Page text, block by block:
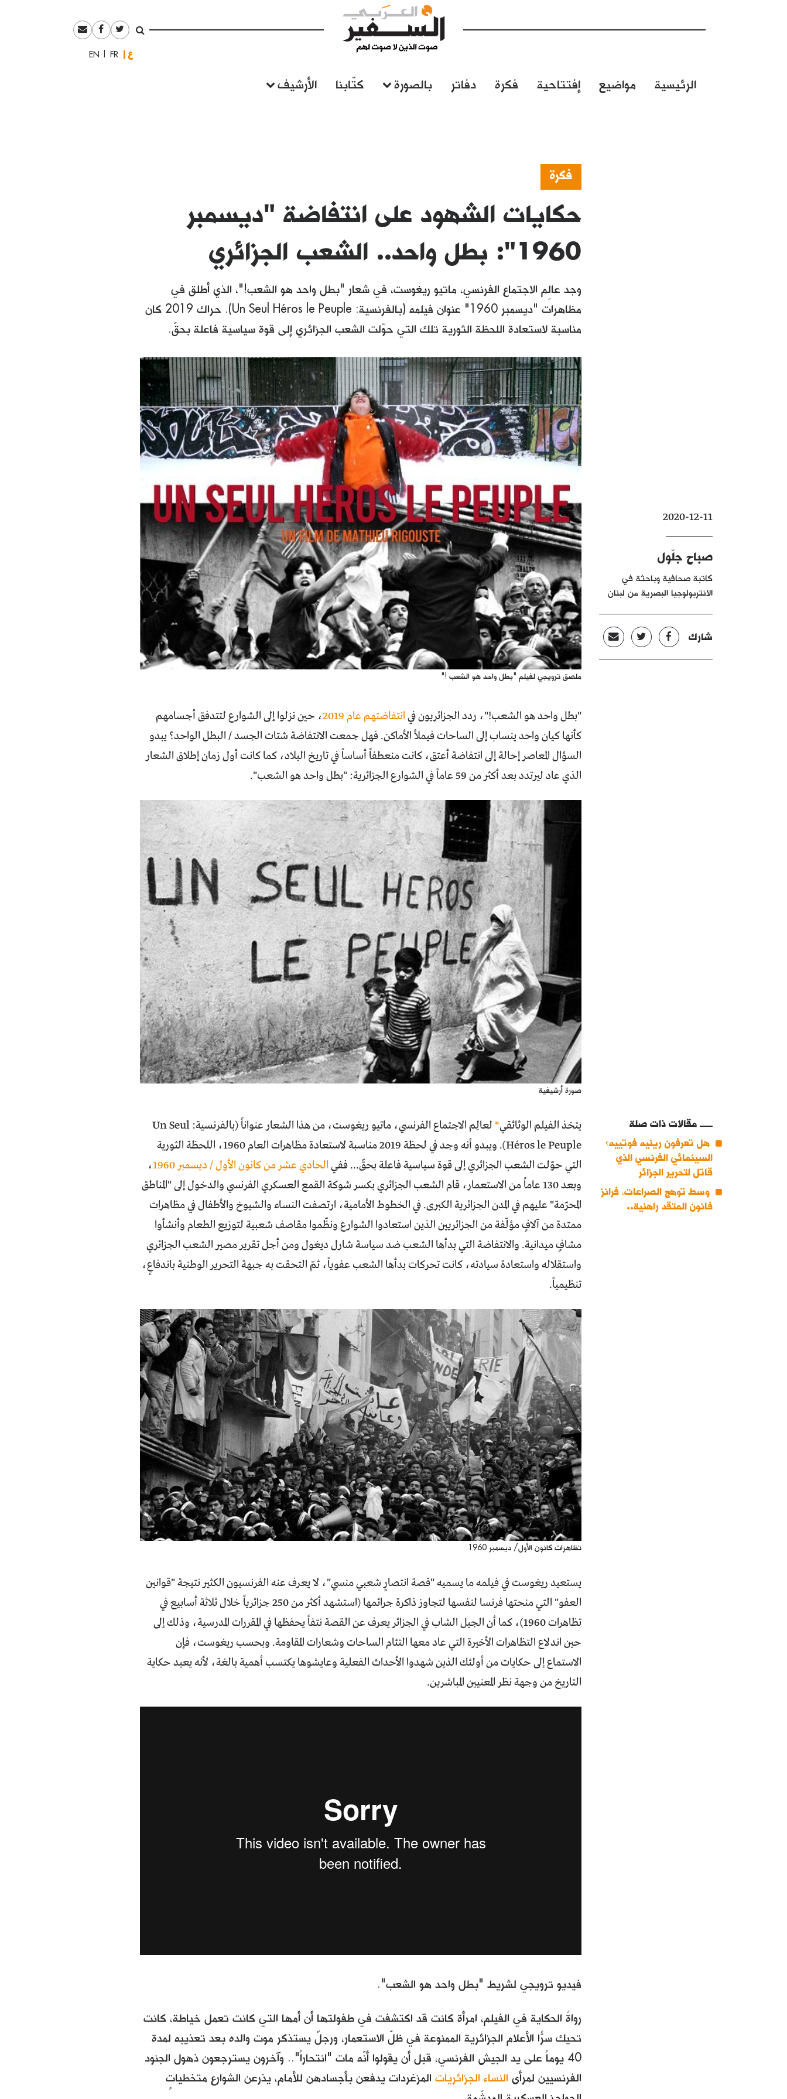
العربيةFrançais
English
الرئيسية مواضيع إفتتاحية فكرة دفاتر بالصورة كتّابنا الأرشيف
فكرة
حكايات الشهود على انتفاضة "ديسمبر
1960": بطل واحد.. الشعب الجزائري
وجد عالِم الاجتماع الفرنسي، ماتيو ريغوست، في شعار "بطل واحد هو الشعب!"، الذي أطلق في
مظاهرات "ديسمبر 1960" عنوان فيلمه (بالفرنسية: Un Seul Héros le Peuple). حراك 2019 كان
مناسبة لاستعادة اللحظة الثورية تلك التي حوّلت الشعب الجزائري إلى قوة سياسية فاعلة بحقّ.
2020-12-11
صباح جلّول
كاتبة صحافية وباحثة في
الانتربولوجيا البصرية من لبنان
شارك
ملصق ترويجي لفيلم "بطل واحد هو الشعب !"
"بطل واحد هو الشعب!"، ردد الجزائريون في انتفاضتهم عام 2019
، حين نزلوا إلى الشوارع لتتدفق أجسامهم
كأنها كيان واحد ينساب إلى الساحات فيملأ الأماكن. فهل جمعت الانتفاضة شتات الجسد / البطل الواحد؟ يبدو
السؤال المعاصر إحالة إلى انتفاضة أعتق، كانت منعطفاً أساساً في تاريخ البلاد، كما كانت أول زمان إطلاق الشعار
الذي عاد ليرتدد بعد أكثر من 59 عاماً في الشوارع الجزائرية: "بطل واحد هو الشعب".
صورة أرشيفية
مقالات ذات صلة
هل تعرفون رينيه فوتييه؟
السينمائي الفرنسي الذي
قاتل لتحرير الجزائر
وسط توهج الصراعات، فرانز
فانون المتقد راهنية..
يتخذ الفيلم الوثائقي*
لعالِم الاجتماع الفرنسي، ماتيو ريغوست، من هذا الشعار عنواناً (بالفرنسية: Un Seul
Héros le Peuple). ويبدو أنه وجد في لحظة 2019 مناسبة لاستعادة مظاهرات العام 1960، اللحظة الثورية
التي حوّلت الشعب الجزائري إلى قوة سياسية فاعلة بحقّ... ففي الحادي عشر من كانون الأول / ديسمبر 1960
،
وبعد 130 عاماً من الاستعمار، قام الشعب الجزائري بكسر شوكة القمع العسكري الفرنسي والدخول إلى "المناطق
المحرّمة" عليهم في المدن الجزائرية الكبرى. في الخطوط الأمامية، ارتصفت النساء والشيوخ والأطفال في مظاهرات
ممتدة من آلافٍ مؤلّفة من الجزائريين الذين استعادوا الشوارع ونظّموا مقاصف شعبية لتوزيع الطعام وأنشأوا
مشافٍ ميدانية. والانتفاضة التي بدأها الشعب ضد سياسة شارل ديغول ومن أجل تقرير مصير الشعب الجزائري
واستقلاله واستعادة سيادته، كانت تحركات بدأها الشعب عفوياً، ثمّ التحقت به جبهة التحرير الوطنية باندفاعٍ،
تنظيمياً.
تظاهرات كانون الأول/ ديسمبر 1960.
يستعيد ريغوست في فيلمه ما يسميه "قصة انتصارٍ شعبي منسي"، لا يعرف عنه الفرنسيون الكثير نتيجة "قوانين
العفو" التي منحتها فرنسا لنفسها لتجاوز ذاكرة جرائمها (استشهد أكثر من 250 جزائرياً خلال ثلاثة أسابيع في
تظاهرات 1960)، كما أن الجيل الشاب في الجزائر يعرف عن القصة نتفاً يحفظها في المقررات المدرسية، وذلك إلى
حين اندلاع التظاهرات الأخيرة التي عاد معها التئام الساحات وشعارات المقاومة. وبحسب ريغوست، فإن
الاستماع إلى حكايات من أولئك الذين شهدوا الأحداث الفعلية وعايشوها يكتسب أهمية بالغة، لأنه يعيد حكاية
التاريخ من وجهة نظر المعنيين المباشرين.
فيديو ترويجي لشريط "بطل واحد هو الشعب".
رواةُ الحكاية في الفيلم، امرأة كانت قد اكتشفت في طفولتها أن أمها التي كانت تعمل خياطة، كانت
تحيك سرّاً الأعلام الجزائرية الممنوعة في ظلّ الاستعمار، ورجلٌ يستذكر موت والده بعد تعذيبه لمدة
40 يوماً على يد الجيش الفرنسي، قبل أن يقولوا أنّه مات "انتحاراً".. وآخرون يسترجعون ذهول الجنود
الفرنسيين لمرأى النساء الجزائريات المزغردات يدفعن بأجسادهن للأمام، يذرعن الشوارع متخطياتٍ